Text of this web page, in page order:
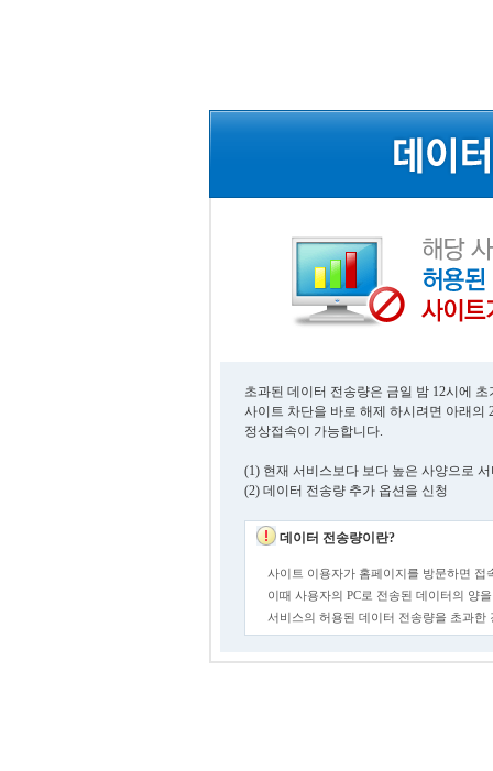
초과된 데이터 전송량은 금일 밤 12시에
사이트 차단을 바로 해제 하시려면 아래의
정상접속이 가능합니다.
(1) 현재 서비스보다 보다 높은 사양으로
(2) 데이터 전송량 추가 옵션을 신청
데이터 전송량이란?
사이트 이용자가 홈페이지를 방문하면 접
이때 사용자의 PC로 전송된 데이터의 양
서비스의 허용된 데이터 전송량을 초과